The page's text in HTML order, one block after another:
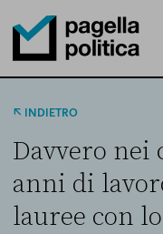
Pagella Politica Logo
INDIETRO
Davvero nei
anni di
lauree con